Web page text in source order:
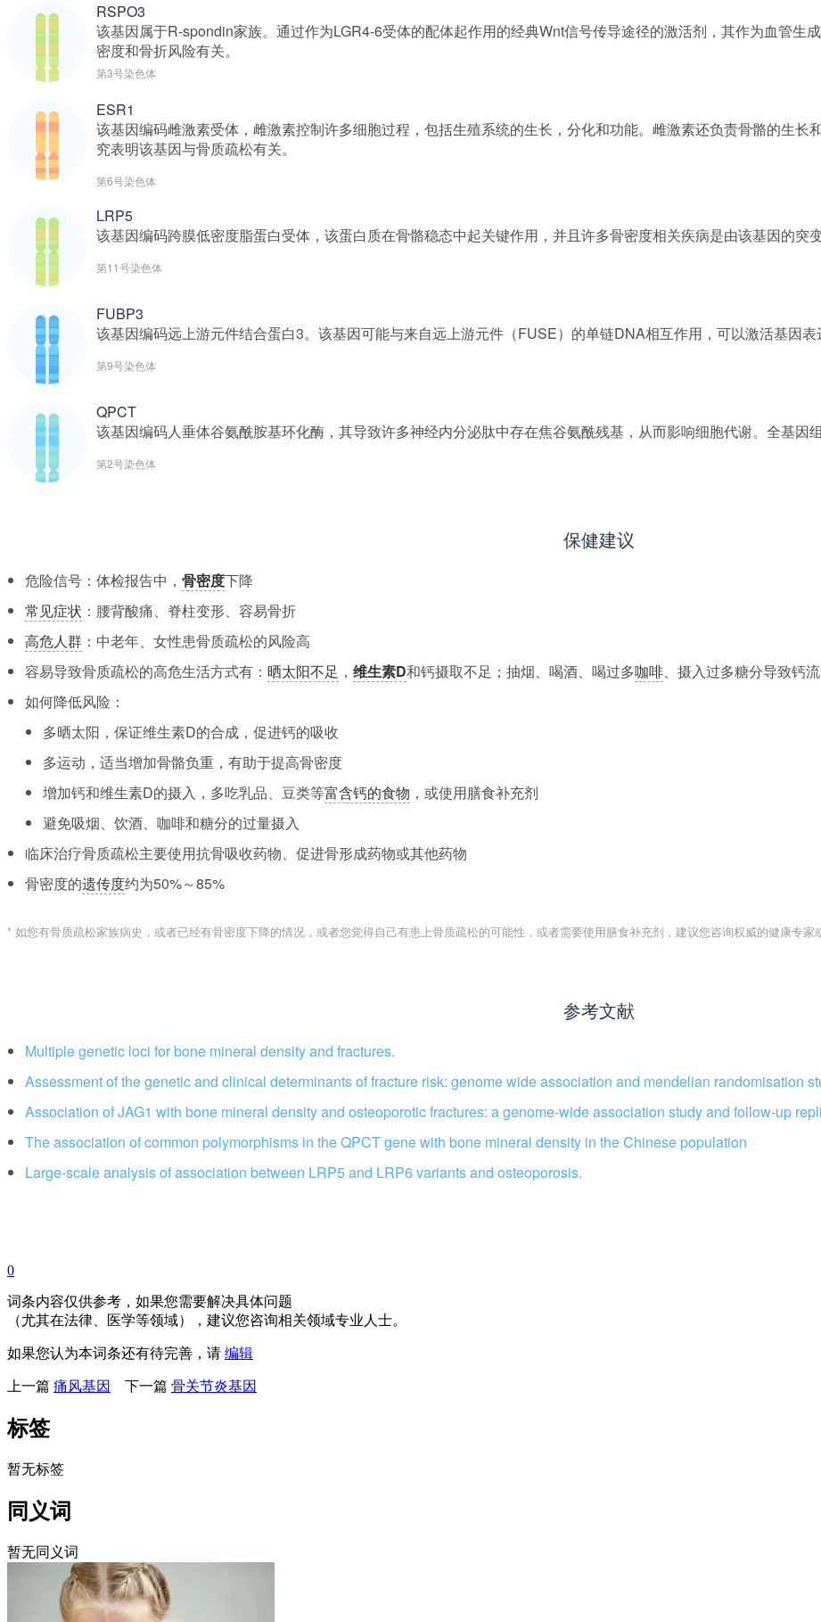
RSPO3
该基因属于R-spondin家族。通过作为LGR4-6受体的配体起作用的经典Wnt信号传导途径的激活剂，其作为血管生
密度和骨折风险有关。
第3号染色体
ESR1
该基因编码雌激素受体，雌激素控制许多细胞过程，包括生殖系统的生长，分化和功能。雌激素还负责骨骼的生
究表明该基因与骨质疏松有关。
第6号染色体
LRP5
该基因编码跨膜低密度脂蛋白受体，该蛋白质在骨骼稳态中起关键作用，并且许多骨密度相关疾病是由该基因的突变
第11号染色体
FUBP3
该基因编码远上游元件结合蛋白3。该基因可能与来自远上游元件（FUSE）的单链DNA相互作用，可以激活基因表
第9号染色体
QPCT
该基因编码人垂体谷氨酰胺基环化酶，其导致许多神经内分泌肽中存在焦谷氨酰残基，从而影响细胞代谢。全基因
第2号染色体
保健建议
危险信号：体检报告中， 骨密度下降
常见症状 ：腰背酸痛、脊柱变形、容易骨折
高危人群 ：中老年、女性患骨质疏松的风险高
容易导致骨质疏松的高危生活方式有： 晒太阳不足 ， 维生素D和钙摄取不足；抽烟、喝酒、喝过多咖啡、摄入过多糖分导致钙
如何降低风险：
多晒太阳，保证维生素D的合成，促进钙的吸收
多运动，适当增加骨骼负重，有助于提高骨密度
增加钙和维生素D的摄入，多吃乳品、豆类等富含钙的食物 ，或使用膳食补充剂
避免吸烟、饮酒、咖啡和糖分的过量摄入
临床治疗骨质疏松主要使用抗骨吸收药物、促进骨形成药物或其他药物
骨密度的遗传度约为50%～85%
* 如您有骨质疏松家族病史，或者已经有骨密度下降的情况，或者您觉得自己有患上骨质疏松的可能性，或者需要使用膳食补充剂，建议您咨询权威的健康专家
参考文献
Multiple genetic loci for bone mineral density and fractures.
Assessment of the genetic and clinical determinants of fracture risk: genome wide association and mendelian randomisation
Association of JAG1 with bone mineral density and osteoporotic fractures: a genome-wide association study and follow-up
The association of common polymorphisms in the QPCT gene with bone mineral density in the Chinese population
Large-scale analysis of association between LRP5 and LRP6 variants and osteoporosis.
0
词条内容仅供参考，如果您需要解决具体问题
（尤其在法律、医学等领域），建议您咨询相关领域专业人士。
如果您认为本词条还有待完善，请 编辑
上一篇 痛风基因 下一篇 骨关节炎基因
标签
暂无标签
同义词
暂无同义词